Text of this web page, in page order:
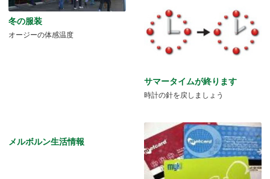
冬の服装
オージーの体感温度
サマータイムが終ります
時計の針を戻しましょう
メルボルン生活情報